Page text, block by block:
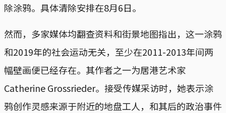
除涂鸦。具体清除安排在8月6日。
然而，多家媒体均翻查资料和街景地图指出，这一涂鸦
和2019年的社会运动无关，至少在2011-2013年间两
幅壁画便已经存在。其作者之一为居港艺术家
Catherine Grossrieder。接受传媒采访时，她表示涂
鸦创作灵感来源于附近的地盘工人，和其后的政治事件